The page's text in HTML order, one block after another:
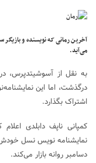
آخرین رمانی که نویسنده و بازیگر
می‌آید.
درگذشت، اما این
اشتراک بگذارد.
کمپانی ناپف دابلدی
دسامبر روانه بازار می‌کند.